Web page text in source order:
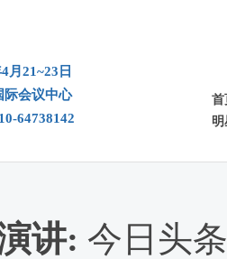
月21~23日
际会议中心
64738142
首
讲: 今日头